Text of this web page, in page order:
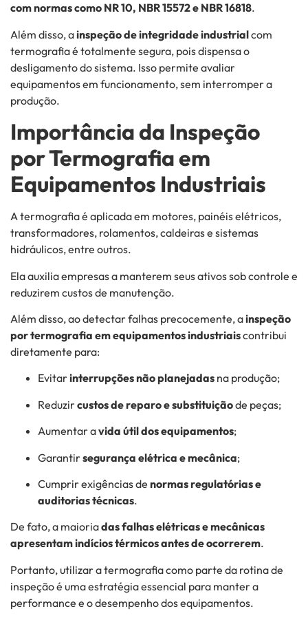
com normas como NR 10, NBR 15572 e NBR 16818.
Além disso, ainspeção de integridade industrialcom
termografia é totalmente segura, pois dispensa o
desligamento do sistema. Isso permite avaliar
equipamentos em funcionamento, sem interromper a
produção.
Importância da Inspeção
por Termografia em
Equipamentos Industriais
A termografia é aplicada em motores, painéis elétricos,
transformadores, rolamentos, caldeiras e sistemas
hidráulicos, entre outros.
Ela auxilia empresas a manterem seus ativos sob controle e
reduzirem custos de manutenção.
Além disso, ao detectar falhas precocemente, ainspeção
por termografia em equipamentos industriaiscontribui
diretamente para:
Evitarinterrupções não planejadas na produção;
Reduzircustos de reparo e substituiçãode peças;
Aumentar avida útil dos equipamentos;
Garantirsegurança elétrica e mecânica;
Cumprir exigências de normas regulatórias e
auditorias técnicas.
De fato, a maioriadas falhas elétricas e mecânicas
apresentam indícios térmicos antes de ocorrerem.
Portanto, utilizar a termografia como parte da rotina de
inspeção é uma estratégia essencial para manter a
performance e o desempenho dos equipamentos.